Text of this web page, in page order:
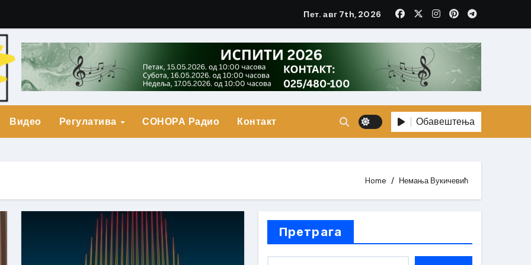
Друга Награда
Прва награда
Пет. авг 7th, 2026
Видео Регулатива СОНОРА Радио Контакт Обавештења
Home Немања Вукичевић
Претрага